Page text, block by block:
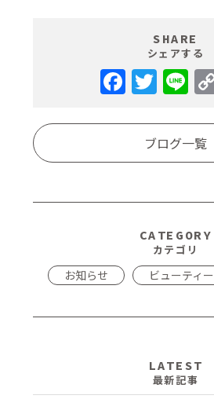
SHARE
シェアする
ブログ一覧
CATEGORY
カテゴリ
お知らせ ビューティー
LATEST
最新記事